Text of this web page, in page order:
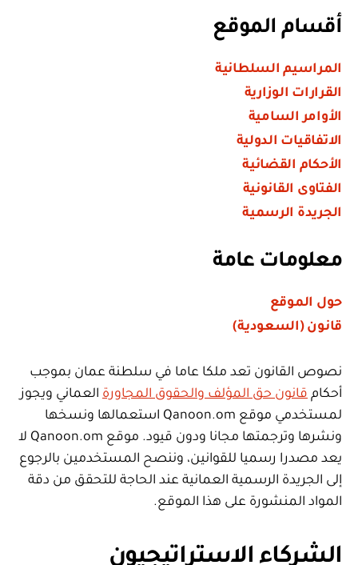
أقسام الموقع
المراسيم السلطانية
القرارات الوزارية
الأوامر السامية
الاتفاقيات الدولية
الأحكام القضائية
الفتاوى القانونية
الجريدة الرسمية
معلومات عامة
حول الموقع
قانون (السعودية)
نصوص القانون تعد ملكا عاما في سلطنة عمان بموجب
أحكام قانون حق المؤلف والحقوق المجاورة العماني ويجوز
لمستخدمي موقع Qanoon.om استعمالها ونسخها
ونشرها وترجمتها مجانا ودون قيود. موقع Qanoon.om لا
يعد مصدرا رسميا للقوانين، وننصح المستخدمين بالرجوع
إلى الجريدة الرسمية العمانية عند الحاجة للتحقق من دقة
المواد المنشورة على هذا الموقع.
الشركاء الاستراتيجيون